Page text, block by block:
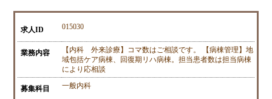
求人ID 015030
業務内容
【内科 外来診療】コマ数はご相談です。 【病棟管理】地
域包括ケア病棟、回復期リハ病棟。担当患者数は担当病棟
により応相談
募集科目 一般内科